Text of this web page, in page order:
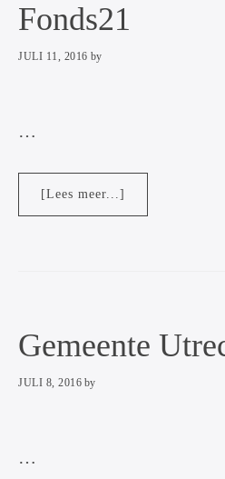
Fonds21
JULI 11, 2016 by
…
[Lees meer...]
Gemeente
JULI 8, 2016 by
…